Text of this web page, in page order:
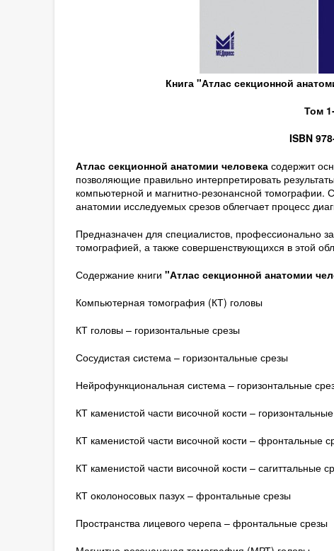
Книга "Атлас секционной
Том
ISBN
Атлас секционной анатомии человекасодержит
позволяющие правильно интерпретировать
компьютерной и магнитно-резонансной
анатомии исследуемых срезов облегчает процесс
Предназначен для специалистов, профессионально
томографией, а также совершенствующихся в этой
Содержание книги "Атлас секционной анатомии
Компьютерная томография (КТ) головы
КТ головы – горизонтальные срезы
Сосудистая система – горизонтальные срезы
Нейрофункциональная система – горизонтальные
КТ каменистой части височной кости –
КТ каменистой части височной кости – фронтальные
КТ каменистой части височной кости – сагиттальные
КТ околоносовых пазух – фронтальные срезы
Пространства лицевого черепа – фронтальные срезы